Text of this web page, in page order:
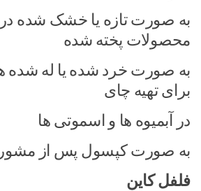
به صورت تازه یا خشک شده در
محصولات پخته شده
به صورت خرد شده یا له شده
برای تهیه چای
در آبمیوه ها و اسموتی ها
به صورت کپسول پس از
فلفل کاین